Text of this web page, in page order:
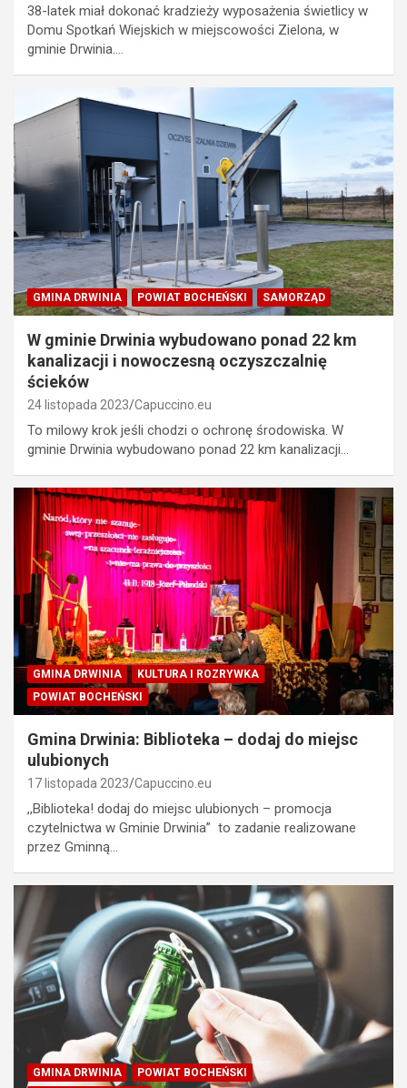
38-latek miał dokonać kradzieży wyposażenia świetlicy w
Domu Spotkań Wiejskich w miejscowości Zielona, w
gminie Drwinia.…
GMINA DRWINIA POWIAT BOCHEŃSKI SAMORZĄD
W gminie Drwinia wybudowano ponad 22 km
kanalizacji i nowoczesną oczyszczalnię
ścieków
24 listopada 2023 Capuccino.eu
To milowy krok jeśli chodzi o ochronę środowiska. W
gminie Drwinia wybudowano ponad 22 km kanalizacji…
GMINA DRWINIA
KULTURA I ROZRYWKA
POWIAT BOCHEŃSKI
Gmina Drwinia: Biblioteka – dodaj do miejsc
ulubionych
17 listopada 2023 Capuccino.eu
,,Biblioteka! dodaj do miejsc ulubionych – promocja
czytelnictwa w Gminie Drwinia” to zadanie realizowane
przez Gminną…
GMINA DRWINIA
POWIAT BOCHEŃSKI